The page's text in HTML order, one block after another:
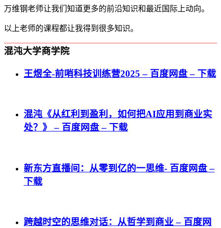
万维钢老师让我们知道更多的前沿知识和最近国际上动向。
以上老师的课程都让我得到很多知识。
混沌大学商学院
王煜全-前哨科技训练营2025 – 百度网盘 – 下载
混沌《从红利到盈利，如何把AI应用到商业实
处？》 – 百度网盘 – 下载
新东方直播间：从零到亿的一思维- 百度网盘 –
下载
跨越时空的思维对话：从哲学到商业 – 百度网